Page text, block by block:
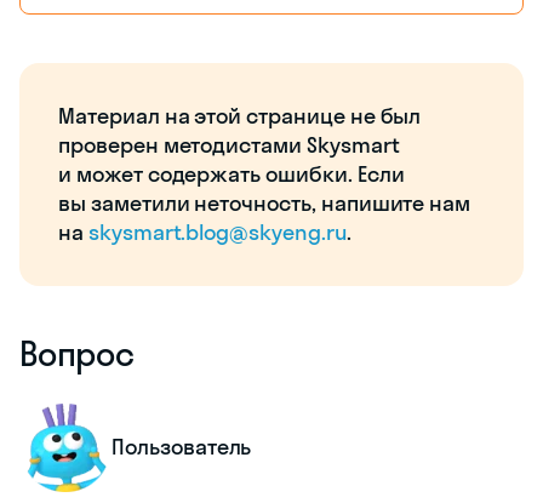
Материал на этой странице не был
проверен методистами Skysmart
и может содержать ошибки. Если
вы заметили неточность, напишите нам
на skysmart.blog@skyeng.ru.
Вопрос
Пользователь